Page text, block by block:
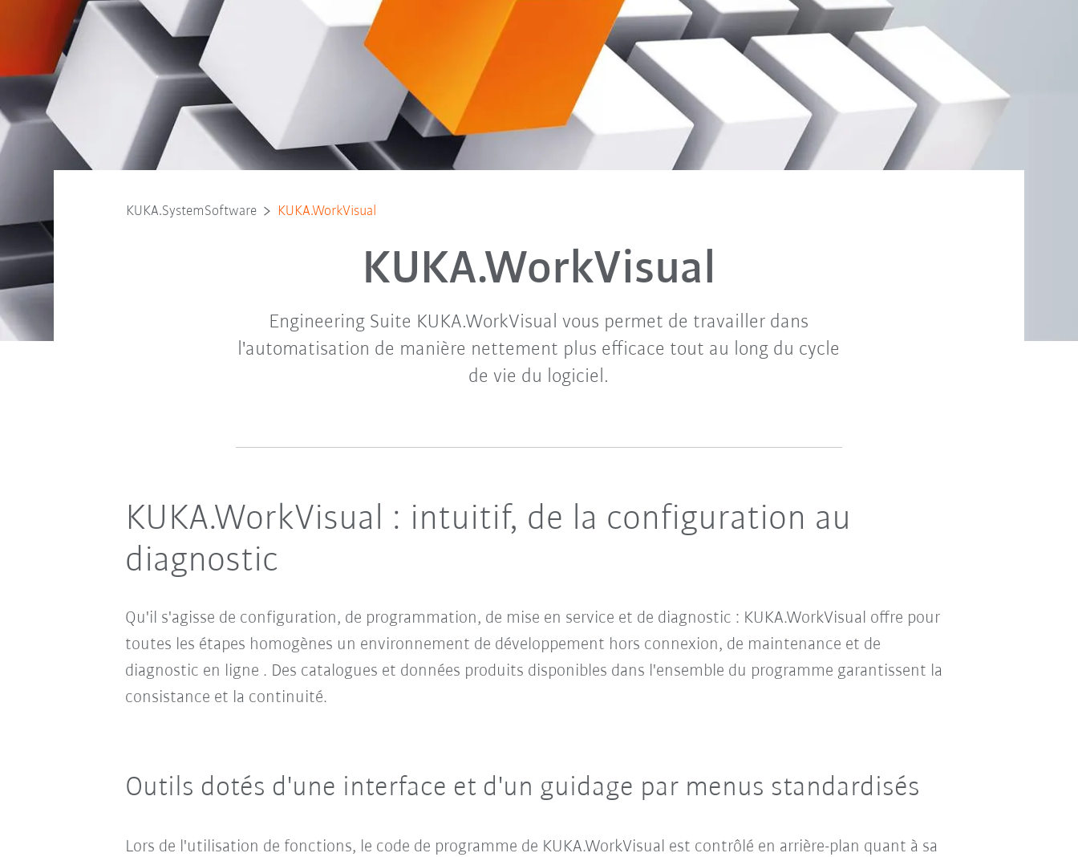
KUKA.SystemSoftware KUKA.WorkVisual
KUKA.WorkVisual
Engineering Suite KUKA.WorkVisual vous permet de travailler dans
l'automatisation de manière nettement plus efficace tout au long du cycle
de vie du logiciel.
KUKA.WorkVisual : intuitif, de la configuration au
diagnostic
Qu'il s'agisse de configuration, de programmation, de mise en service et de diagnostic : KUKA.WorkVisual offre pour
toutes les étapes homogènes un environnement de développement hors connexion, de maintenance et de
diagnostic en ligne . Des catalogues et données produits disponibles dans l'ensemble du programme garantissent la
consistance et la continuité.
Outils dotés d'une interface et d'un guidage par menus standardisés
Lors de l'utilisation de fonctions, le code de programme de KUKA.WorkVisual est contrôlé en arrière-plan quant à sa